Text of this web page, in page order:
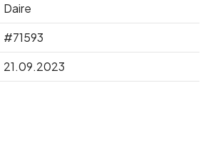
Daire
#71593
21.09.2023